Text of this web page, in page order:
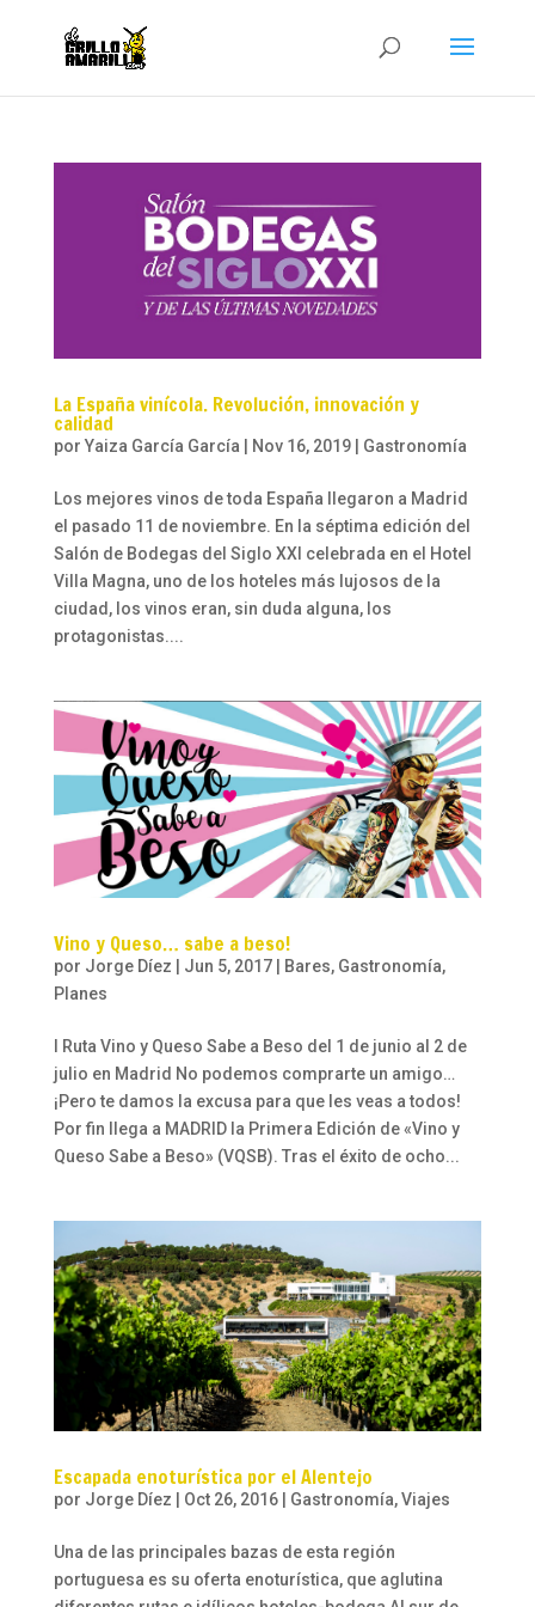
La España vinícola. Revolución, innovación y
calidad
por Yaiza García García Nov 16, 2019| Gastronomía
Los mejores vinos de toda España llegaron a Madrid
el pasado 11 de noviembre. En la séptima edición del
Salón de Bodegas del Siglo XXI celebrada en el Hotel
Villa Magna, uno de los hoteles más lujosos de la
ciudad, los vinos eran, sin duda alguna, los
protagonistas....
Vino y Queso… sabe a beso!
por Jorge Díez Jun 5, 2017| Bares, Gastronomía,
Planes
I Ruta Vino y Queso Sabe a Beso del 1 de junio al 2 de
julio en Madrid No podemos comprarte un amigo…
¡Pero te damos la excusa para que les veas a todos!
Por fin llega a MADRID la Primera Edición de «Vino y
Queso Sabe a Beso» (VQSB). Tras el éxito de ocho...
Escapada enoturística por el Alentejo
por Jorge Díez Oct 26, 2016| Gastronomía,Viajes
Una de las principales bazas de esta región
portuguesa es su oferta enoturística, que aglutina